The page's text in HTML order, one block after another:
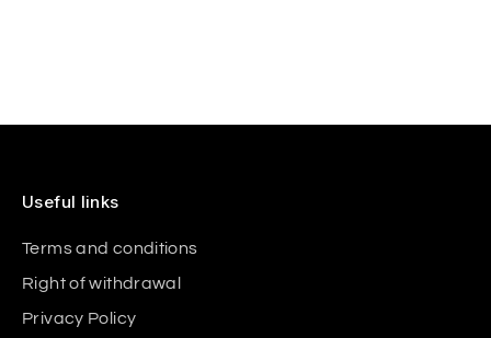
Useful links
Terms and conditions
Right of withdrawal
Privacy Policy